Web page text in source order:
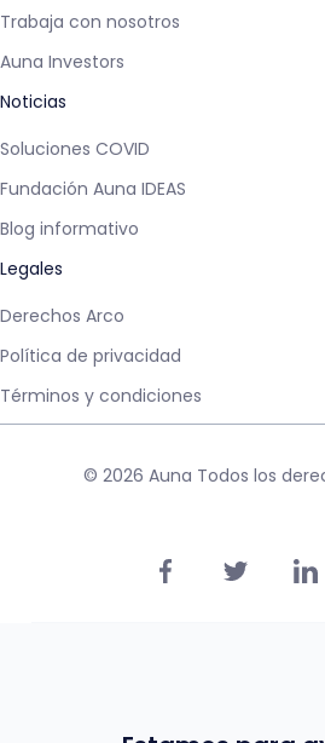
Trabaja con nosotros
Auna Investors
Noticias
Soluciones COVID
Fundación Auna IDEAS
Blog informativo
Legales
Derechos Arco
Política de privacidad
Términos y condiciones
© 2026 Auna Todos los